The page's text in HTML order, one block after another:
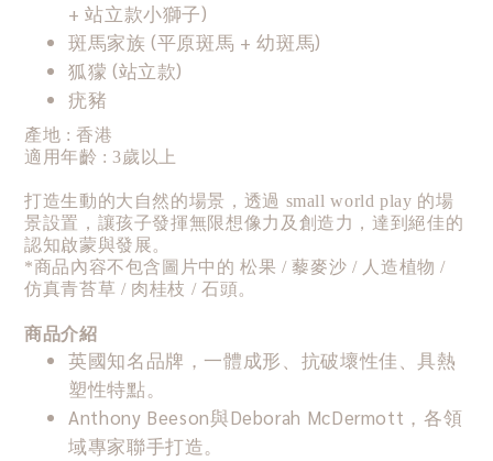
+ 站立款小獅子)
斑馬家族 (平原斑馬 + 幼斑馬)
狐獴 (站立款)
疣豬
產地 : 香港
適用年齡 : 3歲以上
打造生動的大自然的場景，透過 small world play 的場
景設置，讓孩子發揮無限想像力及創造力，達到絕佳的
認知啟蒙與發展。
*商品內容不包含圖片中的 松果 / 藜麥沙 / 人造植物 /
仿真青苔草 / 肉桂枝 / 石頭。
商品介紹
英國知名品牌，一體成形、抗破壞性佳、具熱
塑性特點。
Anthony Beeson與Deborah McDermott，各領
域專家聯手打造。